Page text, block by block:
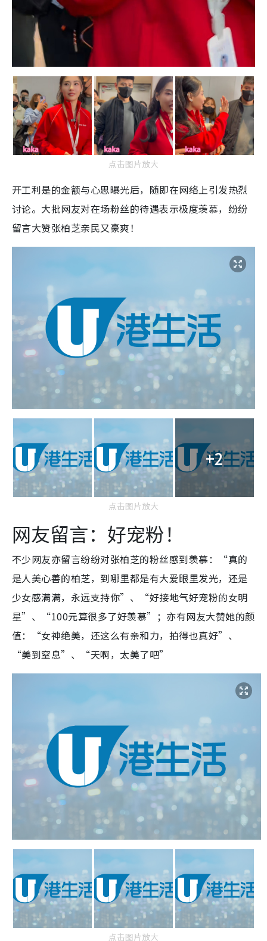
点击图片放大
开工利是的金额与心思曝光后，随即在网络上引发热烈
讨论。大批网友对在场粉丝的待遇表示极度羡慕，纷纷
留言大赞张柏芝亲民又豪爽！
+2
点击图片放大
网友留言：好宠粉！
不少网友亦留言纷纷对张柏芝的粉丝感到羡慕：“真的
是人美心善的柏芝，到哪里都是有大爱眼里发光，还是
少女感满满，永远支持你”、“好接地气好宠粉的女明
星”、“100元算很多了好羡慕”；亦有网友大赞她的颜
值：“女神绝美，还这么有亲和力，拍得也真好”、
“美到窒息”、“天啊，太美了吧”
点击图片放大